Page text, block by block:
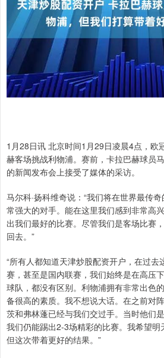
1月28日讯 北京时间1月29日凌晨4点，欧
赫客场挑战利物浦。赛前，卡拉巴赫球员
的新闻发布会上接受了媒体的采访。
马尔科·扬科维奇说：“我们将在世界最传
常强大的对手。能在这里我们感到非常高
出我们最好的比赛。尽管我们是客场比赛
回去。”
“所有人都知道天津炒股配资开户，在过去
赛，甚至是国内联赛，我们始终是在高压
球队，都没有区别。利物浦拥有非常出色
备很高的素质。我不想说大话。在之前对
茨和弗林蓬已经与我们交过手。当时他们
我们仍能踢出2-3场精彩的比赛。我希望明
但这次带着更好的结果。”